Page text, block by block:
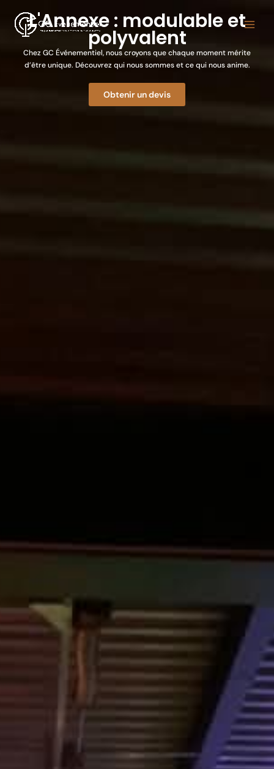
contenu
Menu
L'Annexe : modulable et
polyvalent
Chez GC Événementiel, nous croyons que chaque moment mérite
d’être unique. Découvrez qui nous sommes et ce qui nous anime.
Obtenir un devis